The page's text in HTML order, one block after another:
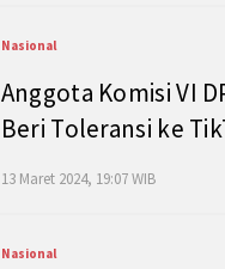
Nasional
Anggota Komisi VI
Beri Toleransi ke
13 Maret 2024, 19:07 WIB
Nasional